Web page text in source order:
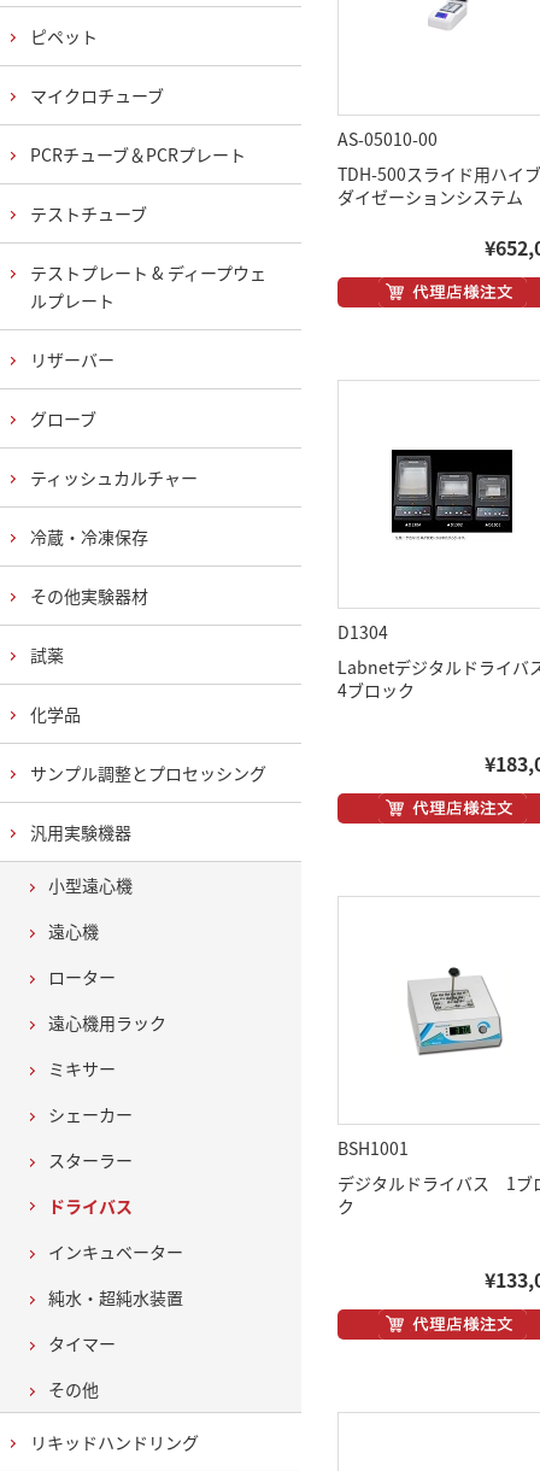
AS-05010-00
TDH-500スライド用ハイ
ダイゼーションシステム
D1304
Labnetデジタルドライ
4ブロック
BSH1001
デジタルドライバス 1ブ
ク
ピペット
マイクロチューブ
PCRチューブ＆PCRプレート
テストチューブ
テストプレート & ディープウェ
ルプレート
リザーバー
グローブ
ティッシュカルチャー
冷蔵・冷凍保存
その他実験器材
試薬
化学品
サンプル調整とプロセッシング
汎用実験機器
小型遠心機
遠心機
ローター
遠心機用ラック
ミキサー
シェーカー
スターラー
ドライバス
インキュベーター
純水・超純水装置
タイマー
その他
リキッドハンドリング